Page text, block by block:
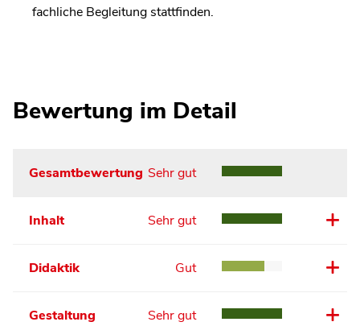
fachliche Begleitung stattfinden.
Bewertung im Detail
Gesamtbewertung Sehr gut
Inhalt Sehr gut
Didaktik Gut
Gestaltung Sehr gut